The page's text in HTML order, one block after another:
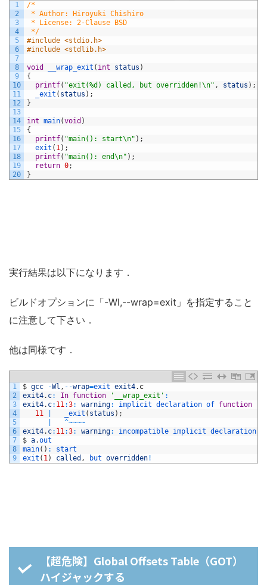
1
2
3
4
5
6
7
8
9
10
11
12
13
14
15
16
17
18
19
20
/*
* Author: Hiroyuki Chishiro
* License: 2-Clause BSD
*/
#include <stdio.h>
#include <stdlib.h>
void __wrap_exit ( int status )
{
printf( "exit(%d) called, but overridden!\n" , status ) ;
_exit ( status ) ;
}
int main(void )
{
printf( "main(): start\n" ) ;
exit ( 1) ;
printf( "main(): end\n" ) ;
return 0;
}
実行結果は以下になります．
ビルドオプションに「-Wl,--wrap=exit」を指定すること
に注意して下さい．
他は同様です．
1
2
3
4
5
6
7
8
9
$ gcc -Wl , --wrap=exit exit4. c
exit4. c: In function '__wrap_exit' :
exit4. c: 11:3: warning: implicit declaration of function
11
_exit ( status ) ;
^~~~~
exit4. c: 11:3: warning: incompatible implicit declaration
$ a.out
main( ) :
start
exit ( 1) called , but overridden !
【超危険】Global Offsets Table（GOT）
ハイジャックする